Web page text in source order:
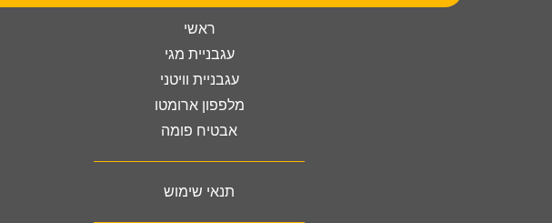
ראשי
עגבניית מגי
עגבניית וויטני
מלפפון ארומטו
אבטיח פומה
תנאי שימוש